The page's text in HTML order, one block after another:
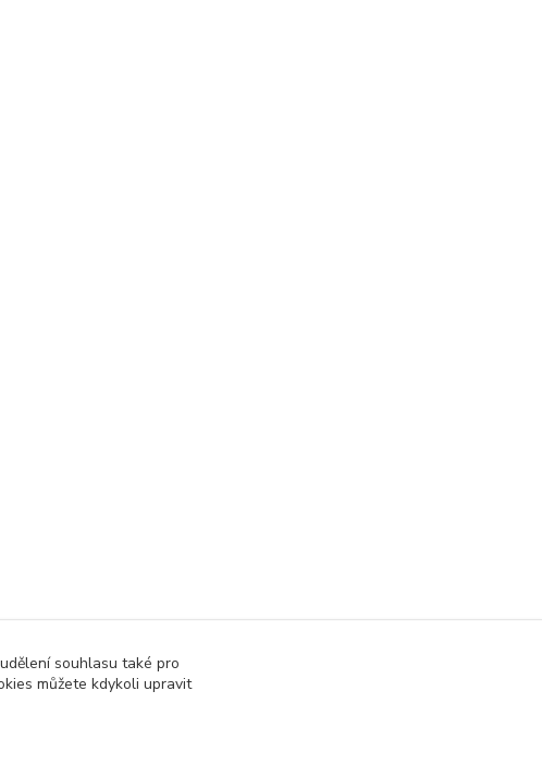
souhlasu také pro
můžete kdykoli upravit